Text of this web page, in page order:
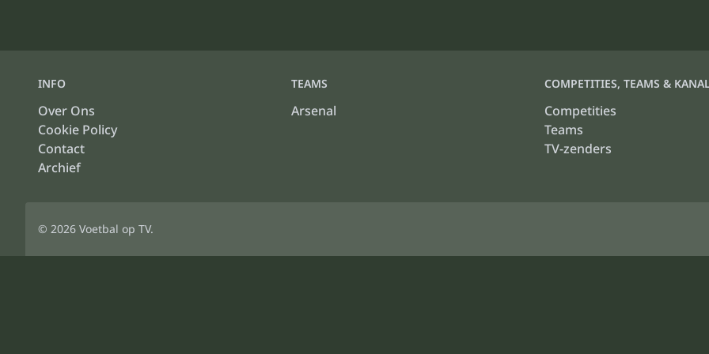
INFO
Over Ons
Cookie Policy
Contact
Archief
TEAMS
Arsenal
COMPETITIES, TEAMS &
Competities
Teams
TV-zenders
© 2026 Voetbal op TV.